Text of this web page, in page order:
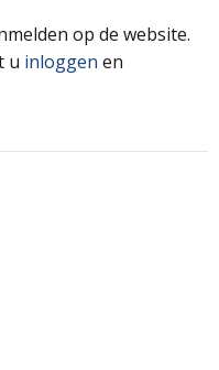
op de website.
u inloggen en